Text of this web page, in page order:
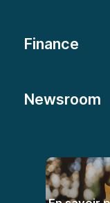
Finance
Newsroom